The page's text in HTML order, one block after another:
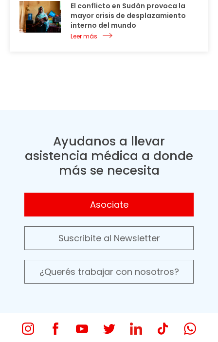
El conflicto en Sudán provoca la
mayor crisis de desplazamiento
interno del mundo
Leer más
Ayudanos a llevar
asistencia médica a donde
más se necesita
Asociate
Suscribite al Newsletter
¿Querés trabajar con nosotros?